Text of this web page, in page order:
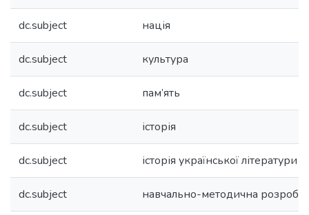
dc.subject нація
dc.subject культура
dc.subject пам’ять
dc.subject історія
dc.subject історія української літератури
dc.subject навчально-методична